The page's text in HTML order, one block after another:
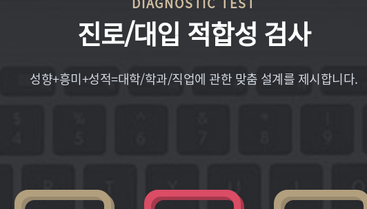
진로/대입 적합성 검사
성향+흥미+성적=대학/학과/직업에 관한 맞춤 설계를 제시합니다.